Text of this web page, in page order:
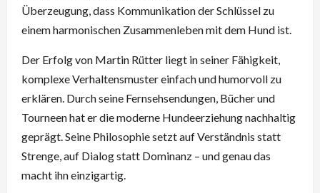
Überzeugung, dass Kommunikation der Schlüssel zu
einem harmonischen Zusammenleben mit dem Hund ist.
Der Erfolg von Martin Rütter liegt in seiner Fähigkeit,
komplexe Verhaltensmuster einfach und humorvoll zu
erklären. Durch seine Fernsehsendungen, Bücher und
Tourneen hat er die moderne Hundeerziehung nachhaltig
geprägt. Seine Philosophie setzt auf Verständnis statt
Strenge, auf Dialog statt Dominanz – und genau das
macht ihn einzigartig.